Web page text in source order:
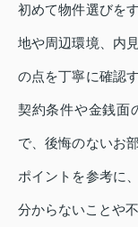
初めて物件選びを
地や周辺環境、内
の点を丁寧に確認
契約条件や金銭面
で、後悔のないお
ポイントを参考に
分からないことや